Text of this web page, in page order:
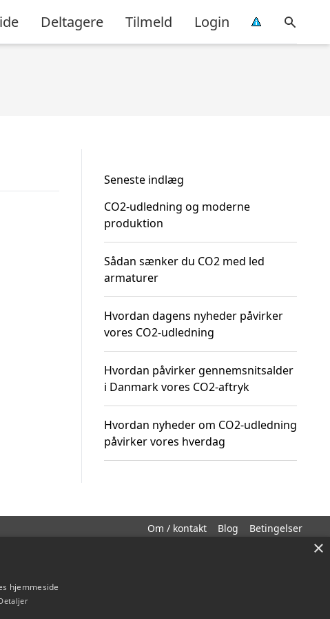
Deltagere Tilmeld Login
Seneste indlæg
CO2-udledning og moderne
produktion
Sådan sænker du CO2 med led
armaturer
Hvordan dagens nyheder påvirker
vores CO2-udledning
Hvordan påvirker gennemsnitsalder
i Danmark vores CO2-aftryk
Hvordan nyheder om CO2-udledning
påvirker vores hverdag
Om / kontakt Blog Betingelser
×
hjemmeside